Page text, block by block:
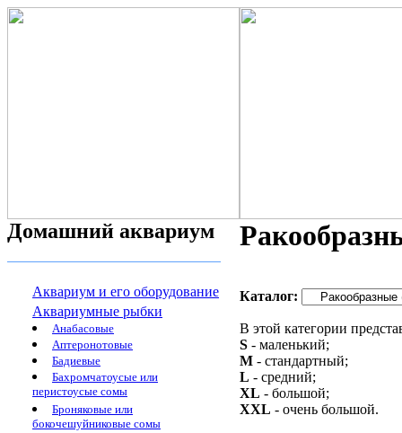
Домашний аквариум
Аквариум и его оборудование
Аквариумные рыбки
Анабасовые
Аптеронотовые
Бадиевые
Бахромчатоусые или
перистоусые сомы
Броняковые или
бокочешуйниковые сомы
Каталог:
В этой категории
S - маленький;
M - стандартный;
L - средний;
XL - большой;
XXL - очень большой.